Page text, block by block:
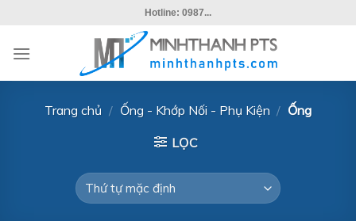
content
Hotline: 0987...
Trang chủ / Ống - Khớp Nối - Phụ Kiện / Ống
LỌC